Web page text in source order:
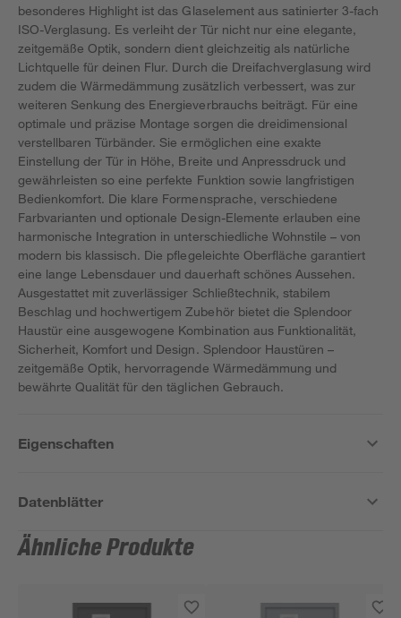
besonderes Highlight ist das Glaselement aus satinierter 3-fach
ISO-Verglasung. Es verleiht der Tür nicht nur eine elegante,
zeitgemäße Optik, sondern dient gleichzeitig als natürliche
Lichtquelle für deinen Flur. Durch die Dreifachverglasung wird
zudem die Wärmedämmung zusätzlich verbessert, was zur
weiteren Senkung des Energieverbrauchs beiträgt. Für eine
optimale und präzise Montage sorgen die dreidimensional
verstellbaren Türbänder. Sie ermöglichen eine exakte
Einstellung der Tür in Höhe, Breite und Anpressdruck und
gewährleisten so eine perfekte Funktion sowie langfristigen
Bedienkomfort. Die klare Formensprache, verschiedene
Farbvarianten und optionale Design-Elemente erlauben eine
harmonische Integration in unterschiedliche Wohnstile – von
modern bis klassisch. Die pflegeleichte Oberfläche garantiert
eine lange Lebensdauer und dauerhaft schönes Aussehen.
Ausgestattet mit zuverlässiger Schließtechnik, stabilem
Beschlag und hochwertigem Zubehör bietet die Splendoor
Haustür eine ausgewogene Kombination aus Funktionalität,
Sicherheit, Komfort und Design. Splendoor Haustüren –
zeitgemäße Optik, hervorragende Wärmedämmung und
bewährte Qualität für den täglichen Gebrauch.
Eigenschaften
Datenblätter
Ähnliche Produkte